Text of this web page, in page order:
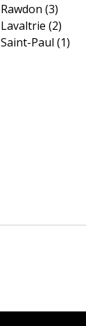
Rawdon(3)
Lavaltrie(2)
Saint-Paul(1)